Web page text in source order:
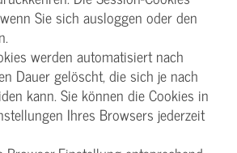
Sie sich ausloggen oder den
werden automatisiert nach
Dauer gelöscht, die sich je nach
kann. Sie können die Cookies in
Ihres Browsers jederzeit